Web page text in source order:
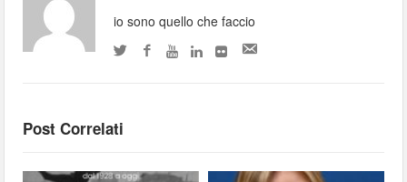
io sono quello che faccio
Post Correlati